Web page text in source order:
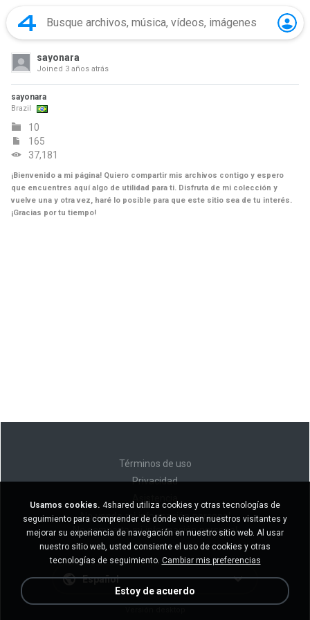
sayonara
Joined 3 años atrás
sayonara
Brazil
10
165
37,181
¡Bienvenido a mi página! Quiero compartir mis archivos contigo y espero
que encuentres aquí algo de utilidad para ti. Disfruta de mi colección y
vuelve una y otra vez, haré lo posible para que este sitio sea de tu interés.
¡Gracias por tu tiempo!
Términos de uso
Privacidad
No venda mi información personal
No comparta mi información personal
Español
Usamos cookies. 4shared utiliza cookies y otras tecnologías de
seguimiento para comprender de dónde vienen nuestros visitantes y
mejorar su experiencia de navegación en nuestro sitio web. Al usar
nuestro sitio web, usted consiente el uso de cookies y otras
tecnologías de seguimiento. Cambiar mis preferencias
Estoy de acuerdo